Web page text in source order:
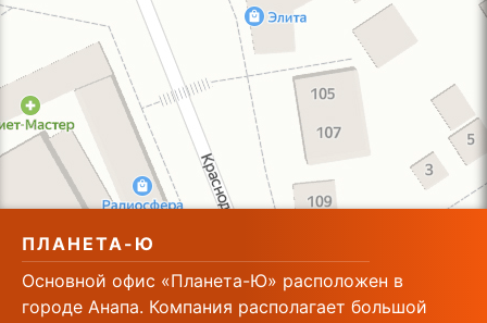
ПЛАНЕТА-Ю
Основной офис «Планета-Ю» расположен в
городе Анапа. Компания располагает большой